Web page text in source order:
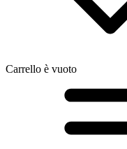
Carrello è vuoto